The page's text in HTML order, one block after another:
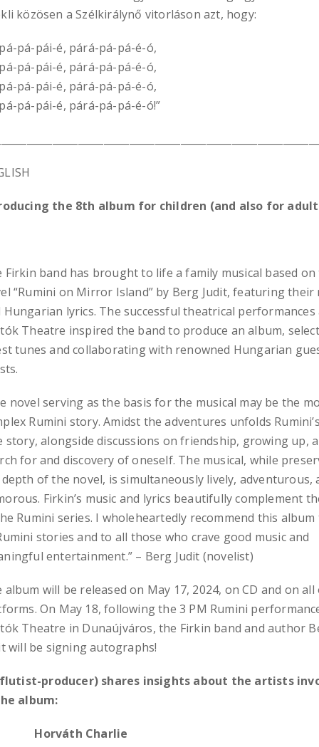
közösen a Szélkirálynő vitorláson azt, hogy:
pá-pái-é, párá-pá-pá-é-ó,
pá-pái-é, párá-pá-pá-é-ó,
pá-pái-é, párá-pá-pá-é-ó,
pá-pái-é, párá-pá-pá-é-ó!”
the 8th album for children (and also for
Firkin band has brought to life a family musical based on
“Rumini on Mirror Island” by Berg Judit, featuring their
Hungarian lyrics. The successful theatrical
Theatre inspired the band to produce an album,
tunes and collaborating with renowned Hungarian
novel serving as the basis for the musical may be the
Rumini story. Amidst the adventures unfolds
story, alongside discussions on friendship, growing up,
for and discovery of oneself. The musical, while
of the novel, is simultaneously lively, adventurous,
Firkin’s music and lyrics beautifully complement
Rumini series. I wholeheartedly recommend this
stories and to all those who crave good music and
entertainment.” – Berg Judit (novelist)
album will be released on May 17, 2024, on CD and on
On May 18, following the 3 PM Rumini
Theatre in Dunaújváros, the Firkin band and author
will be signing autographs!
producer) shares insights about the artists
album:
Charlie